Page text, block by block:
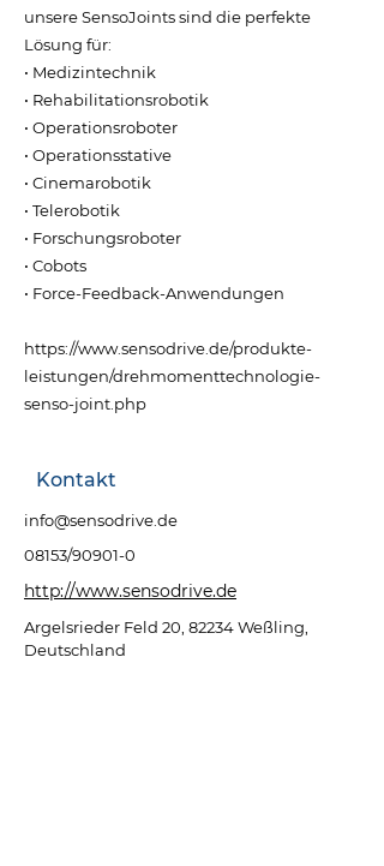
unsere SensoJoints sind die perfekte
Lösung für:
• Medizintechnik
• Rehabilitationsrobotik
• Operationsroboter
• Operationsstative
• Cinemarobotik
• Telerobotik
• Forschungsroboter
• Cobots
• Force-Feedback-Anwendungen
https://www.sensodrive.de/produkte-
leistungen/drehmomenttechnologie-
senso-joint.php
Kontakt
info@sensodrive.de
08153/90901-0
http://www.sensodrive.de
Argelsrieder Feld 20, 82234 Weßling,
Deutschland